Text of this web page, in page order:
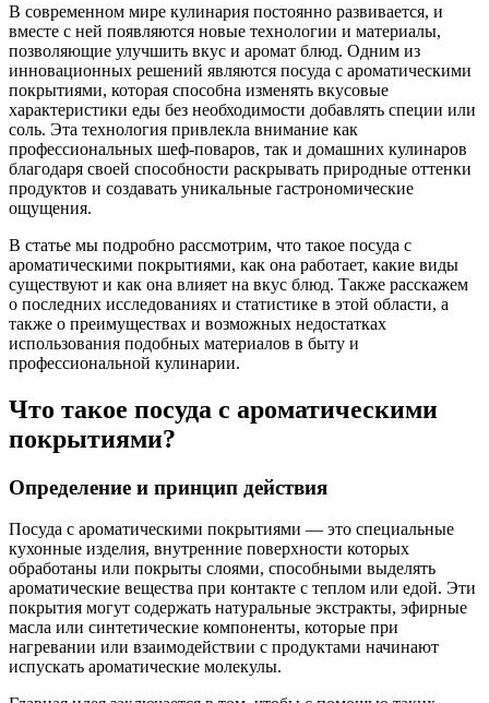
В современном мире кулинария постоянно развивается, и
вместе с ней появляются новые технологии и материалы,
позволяющие улучшить вкус и аромат блюд. Одним из
инновационных решений являются посуда с ароматическими
покрытиями, которая способна изменять вкусовые
характеристики еды без необходимости добавлять специи или
соль. Эта технология привлекла внимание как
профессиональных шеф-поваров, так и домашних кулинаров
благодаря своей способности раскрывать природные оттенки
продуктов и создавать уникальные гастрономические
ощущения.
В статье мы подробно рассмотрим, что такое посуда с
ароматическими покрытиями, как она работает, какие виды
существуют и как она влияет на вкус блюд. Также расскажем
о последних исследованиях и статистике в этой области, а
также о преимуществах и возможных недостатках
использования подобных материалов в быту и
профессиональной кулинарии.
Что такое посуда с ароматическими
покрытиями?
Определение и принцип действия
Посуда с ароматическими покрытиями — это специальные
кухонные изделия, внутренние поверхности которых
обработаны или покрыты слоями, способными выделять
ароматические вещества при контакте с теплом или едой. Эти
покрытия могут содержать натуральные экстракты, эфирные
масла или синтетические компоненты, которые при
нагревании или взаимодействии с продуктами начинают
испускать ароматические молекулы.